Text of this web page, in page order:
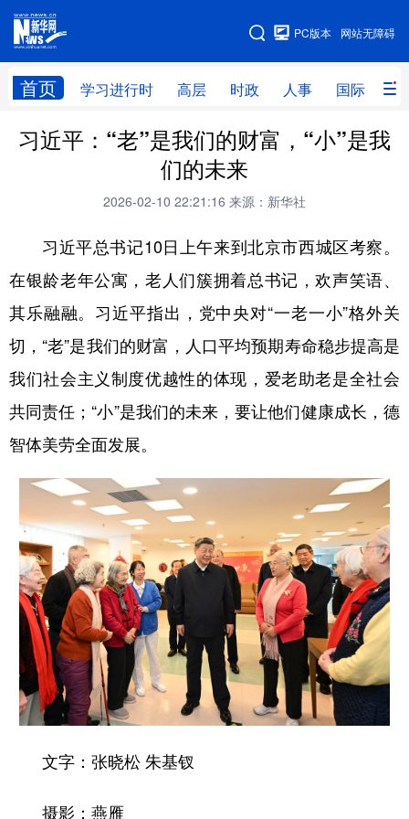
网站无障碍
PC版本
首页 学习进行时 高层 时政 人事 国际 财
网站地图
学习进行时 高层 时政 人事
财经 网评
全球连线
科技 科创 量子 体育
文化 书画 健康 军事
法律 中央文件 金融 汽车
食品 人居 信息化 数字经济
学术中国 乡村振兴
城市 旅游 能源 会展
彩票 娱乐 悦读
公益 一带一路 亚太网 上市公司
文化产业
地方频道
北京 天津 河北 山西
习近平：“老”是我们的财富，“小”是我
们的未来
2026-02-10 22:21:16 来源：新华社
习近平总书记10日上午来到北京市西城区考察。
在银龄老年公寓，老人们簇拥着总书记，欢声笑语、
其乐融融。习近平指出，党中央对“一老一小”格外关
切，“老”是我们的财富，人口平均预期寿命稳步提高是
我们社会主义制度优越性的体现，爱老助老是全社会
共同责任；“小”是我们的未来，要让他们健康成长，德
智体美劳全面发展。
文字：张晓松 朱基钗
摄影：燕雁